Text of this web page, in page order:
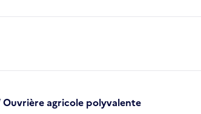
agricole polyvalente